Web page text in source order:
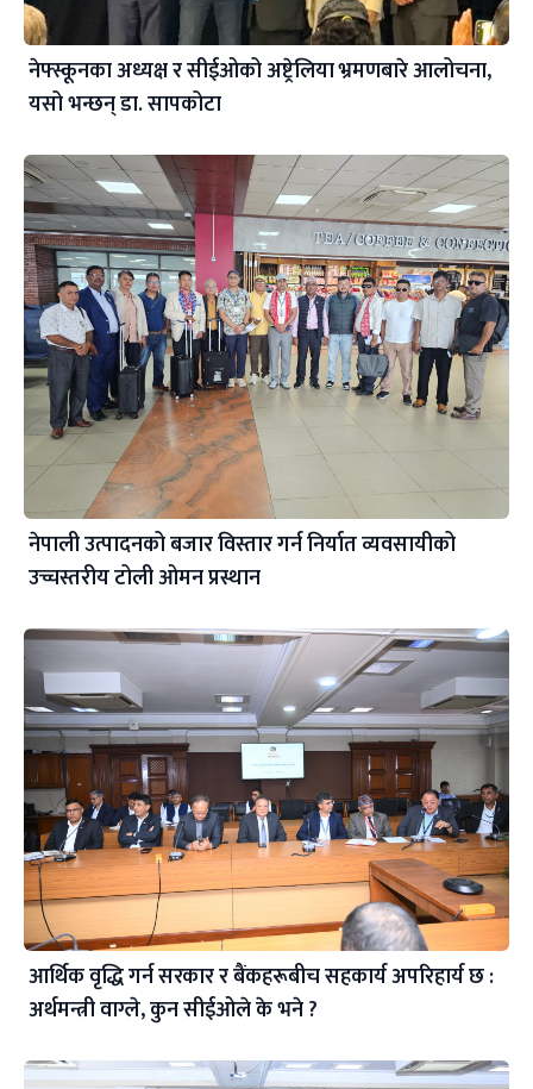
नेफ्स्कूनका अध्यक्ष र सीईओको अष्ट्रेलिया भ्रमणबारे आलोचना,
यसो भन्छन् डा‍. सापकोटा
नेपाली उत्पादनको बजार विस्तार गर्न निर्यात व्यवसायीको
उच्चस्तरीय टोली ओमन प्रस्थान
आर्थिक वृद्धि गर्न सरकार र बैंकहरूबीच सहकार्य अपरिहार्य छ :
अर्थमन्त्री वाग्ले, कुन सीईओले के भने ?